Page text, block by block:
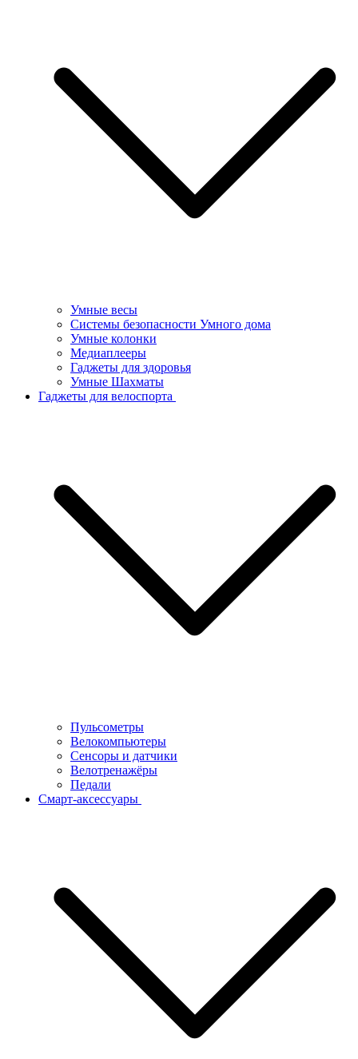
Умные весы
Системы безопасности Умного дома
Умные колонки
Медиаплееры
Гаджеты для здоровья
Умные Шахматы
Гаджеты для велоспорта
Пульсометры
Велокомпьютеры
Сенсоры и датчики
Велотренажёры
Педали
Смарт-аксессуары